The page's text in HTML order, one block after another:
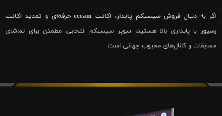
اگر به دنبال فروش سیسیکم پایدار، اکانت cccam حرفه‌ای و تمدید اکانت
رسیور با پایداری بالا هستید، سوپر سیسیکم انتخابی مطمئن برای تماشای
مسابقات و کانال‌های محبوب جهانی است.